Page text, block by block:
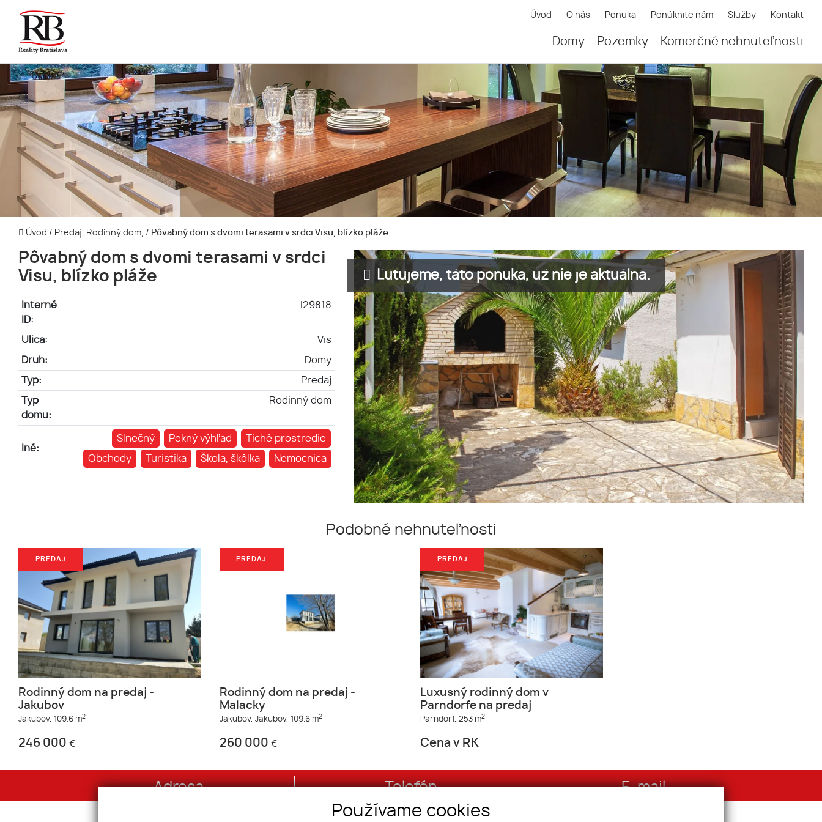
Úvod O nás Ponuka Ponúknite nám Služby Kontakt
Domy Pozemky Komerčné nehnuteľnosti
Úvod / Predaj, Rodinný dom, / Pôvabný dom s dvomi terasami v srdci Visu, blízko pláže
Pôvabný dom s dvomi terasami v srdci
Visu, blízko pláže
Interné
ID:
I29818
Ulica: Vis
Druh: Domy
Typ: Predaj
Typ
domu:
Rodinný dom
Iné:
Slnečný Pekný výhľad Tiché prostredie
Obchody Turistika Škola, škôlka Nemocnica
Ľutujeme, táto ponuka, už nie je aktuálna.
Podobné nehnuteľnosti
PREDAJ
Rodinný dom na predaj -
Jakubov
Jakubov, 109.6 m2
246 000 €
PREDAJ
Rodinný dom na predaj -
Malacky
Jakubov, Jakubov, 109.6 m2
260 000 €
PREDAJ
Luxusný rodinný dom v
Parndorfe na predaj
Parndorf, 253 m2
Cena v RK
Adresa Telefón
+421 2/20 86 76 76
E-mail
Používame cookies